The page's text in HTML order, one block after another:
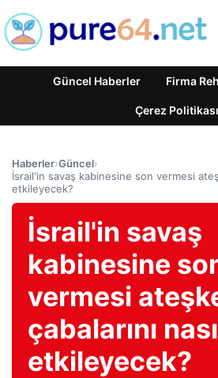
Güncel Haberler Firma
Çerez Politikası
Haberler›Güncel›
İsrail'in savaş kabinesine son vermesi
etkileyecek?
İsrail'in savaş
kabinesine
vermesi
çabalarını
etkileyecek?